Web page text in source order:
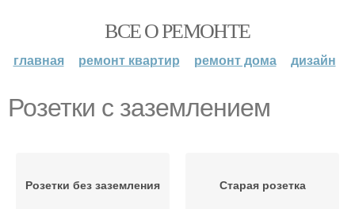
ВСЕ О РЕМОНТЕ
главная ремонт квартир ремонт дома дизайн
Розетки с заземлением
Розетки без заземления Старая розетка